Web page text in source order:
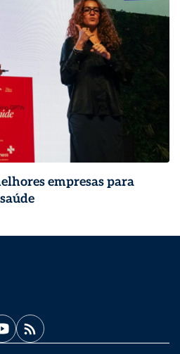
empresas para